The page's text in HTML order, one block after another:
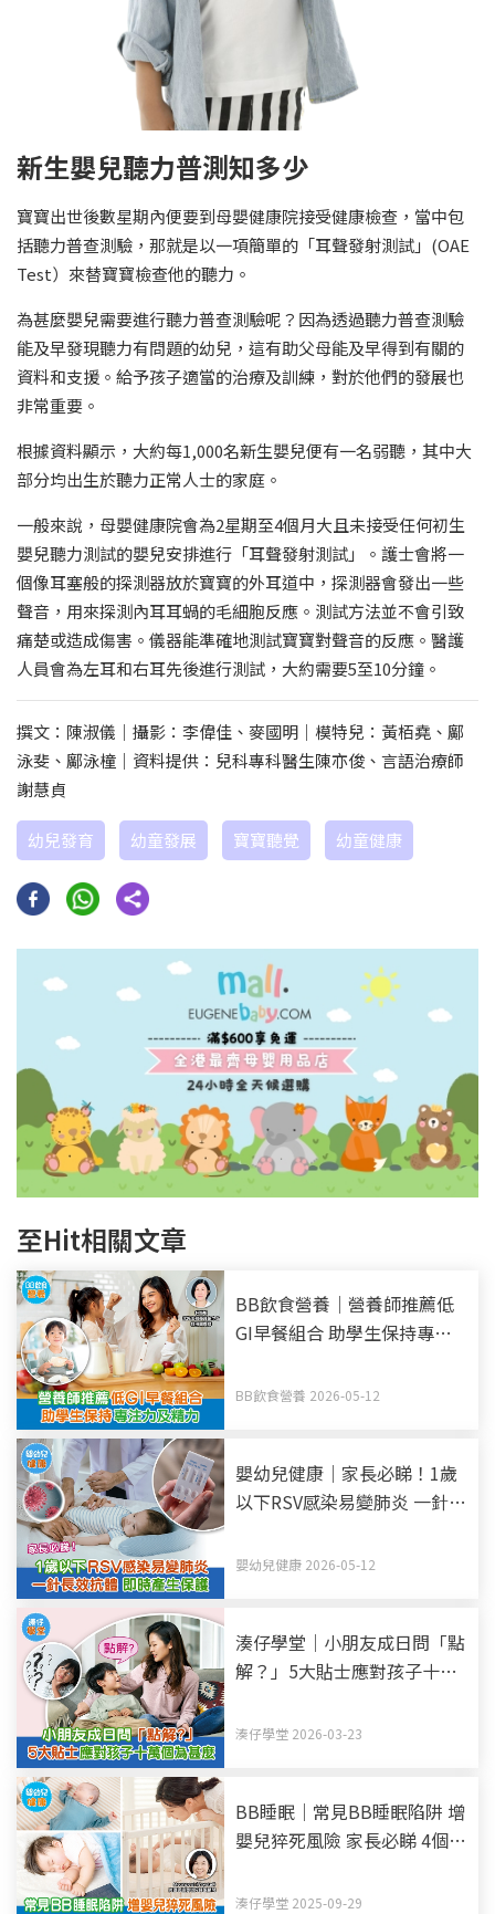
新生嬰兒聽力普測知多少
寶寶出世後數星期內便要到母嬰健康院接受健康檢查，當中包
括聽力普查測驗，那就是以一項簡單的「耳聲發射測試」(OAE
Test）來替寶寶檢查他的聽力。
為甚麼嬰兒需要進行聽力普查測驗呢？因為透過聽力普查測驗
能及早發現聽力有問題的幼兒，這有助父母能及早得到有關的
資料和支援。給予孩子適當的治療及訓練，對於他們的發展也
非常重要。
根據資料顯示，大約每1,000名新生嬰兒便有一名弱聽，其中大
部分均出生於聽力正常人士的家庭。
一般來說，母嬰健康院會為2星期至4個月大且未接受任何初生
嬰兒聽力測試的嬰兒安排進行「耳聲發射測試」。護士會將一
個像耳塞般的探測器放於寶寶的外耳道中，探測器會發出一些
聲音，用來探測內耳耳蝸的毛細胞反應。測試方法並不會引致
痛楚或造成傷害。儀器能準確地測試寶寶對聲音的反應。醫護
人員會為左耳和右耳先後進行測試，大約需要5至10分鐘。
撰文：陳淑儀｜攝影：李偉佳、麥國明｜模特兒：黃栢堯、鄺
泳斐、鄺泳橦｜資料提供：兒科專科醫生陳亦俊、言語治療師
謝慧貞
幼兒發育 幼童發展 寶寶聽覺 幼童健康
至Hit相關文章
BB飲食營養｜營養師推薦低
GI早餐組合 助學生保持專注
BB飲食營養 2026-05-12
嬰幼兒健康｜家長必睇！1歲
以下RSV感染易變肺炎 一針長
嬰幼兒健康 2026-05-12
湊仔學堂｜小朋友成日問「點
解？」5大貼士應對孩子十萬
湊仔學堂 2026-03-23
BB睡眠｜常見BB睡眠陷阱 增
嬰兒猝死風險 家長必睇 4個
湊仔學堂 2025-09-29